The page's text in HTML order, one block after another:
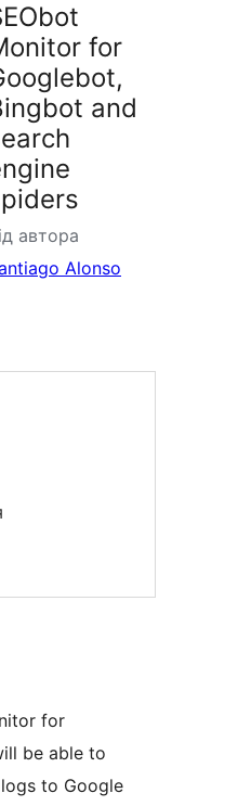
for
and
автора
Alonso
for
be able to
to Google